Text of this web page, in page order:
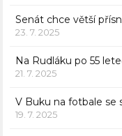
Senát chce větší
23. 7. 2025
Na Rudláku po 55
21. 7. 2025
V Buku na fotbale se
19. 7. 2025